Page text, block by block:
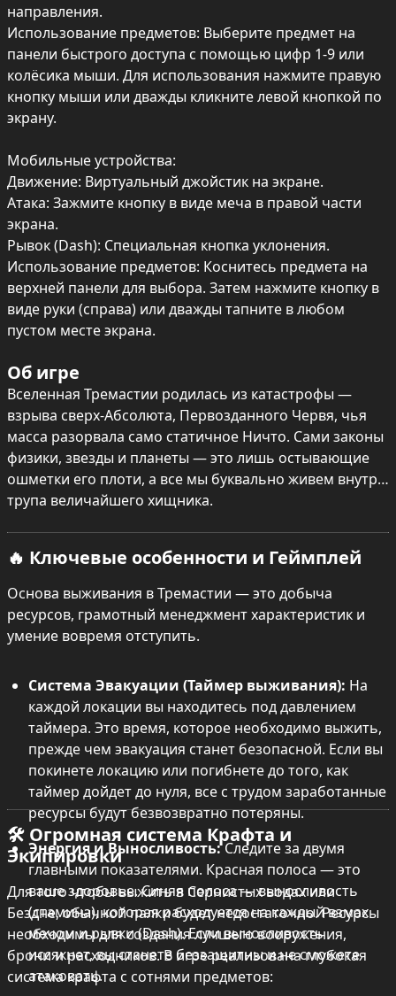
направления.
Использование предметов: Выберите предмет на
панели быстрого доступа с помощью цифр 1-9 или
колёсика мыши. Для использования нажмите правую
кнопку мыши или дважды кликните левой кнопкой по
экрану.
Мобильные устройства:
Движение: Виртуальный джойстик на экране.
Атака: Зажмите кнопку в виде меча в правой части
экрана.
Рывок (Dash): Специальная кнопка уклонения.
Использование предметов: Коснитесь предмета на
верхней панели для выбора. Затем нажмите кнопку в
виде руки (справа) или дважды тапните в любом
пустом месте экрана.
Об игре
Вселенная Тремастии родилась из катастрофы —
взрыва сверх-Абсолюта, Первозданного Червя, чья
масса разорвала само статичное Ничто. Сами законы
физики, звезды и планеты — это лишь остывающие
ошметки его плоти, а все мы буквально живем внутри
трупа величайшего хищника.
🔥 Ключевые особенности и Геймплей
Основа выживания в Тремастии — это добыча
ресурсов, грамотный менеджмент характеристик и
умение вовремя отступить.
Система Эвакуации (Таймер выживания): На
каждой локации вы находитесь под давлением
таймера. Это время, которое необходимо выжить,
прежде чем эвакуация станет безопасной. Если вы
покинете локацию или погибнете до того, как
таймер дойдет до нуля, все с трудом заработанные
ресурсы будут безвозвратно потеряны.
Энергия и Выносливость: Следите за двумя
главными показателями. Красная полоса — это
ваше здоровье. Синяя полоса — выносливость
(стамина), которая расходуется на каждый взмах
мечом и рывки (Dash). Если выносливость
иссякнет, вы станете беззащитны и не сможете
атаковать.
🛠 Огромная система Крафта и
Экипировки
Для того чтобы выжить в Сернистых водах или
Бездне, обычной палки будет недостаточно. Ресурсы
необходимы для создания лучшего вооружения,
брони и расходников. В игре реализована глубокая
система крафта с сотнями предметов: